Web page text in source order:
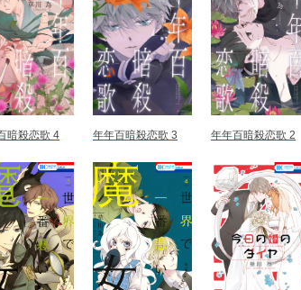
暗殺恋歌 4 年年百暗殺恋歌 3 年年百暗殺恋歌 2